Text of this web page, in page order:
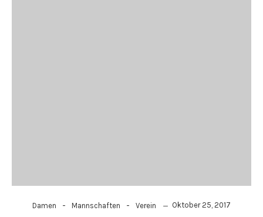
Damen - Mannschaften - Verein Oktober 25, 2017